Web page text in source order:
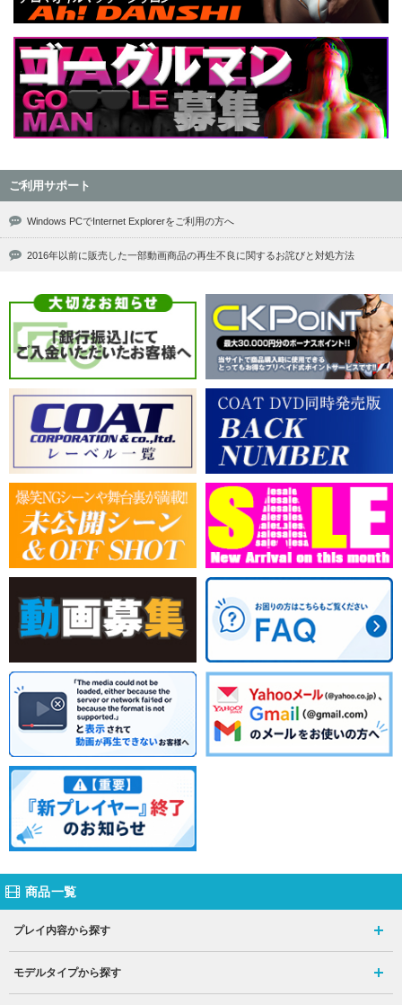
ご利用サポート
Windows PCでInternet Explorerをご利用の方へ
2016年以前に販売した一部動画商品の再生不良に関するお詫びと対処方法
商品一覧
プレイ内容から探す
モデルタイプから探す